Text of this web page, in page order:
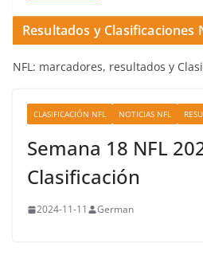
Resultados y Clasificaciones
NFL: marcadores, resultados y
CLASIFICACIÓN NFL NOTICIAS NFL
Semana 18 NFL
Clasificación
2024-11-11 German